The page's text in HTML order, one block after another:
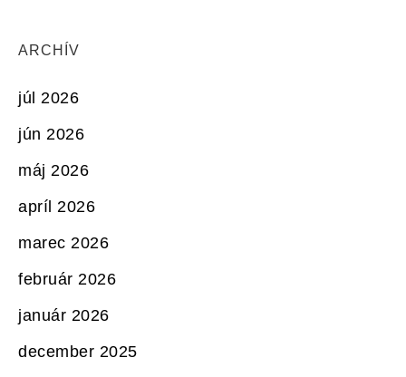
ARCHÍV
júl 2026
jún 2026
máj 2026
apríl 2026
marec 2026
február 2026
január 2026
december 2025